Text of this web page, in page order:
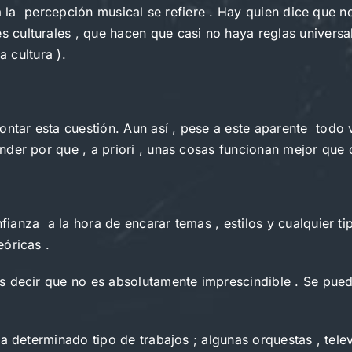
percepción musical se refiere . Hay quien dice que
culturales , que hacen que casi no haya reglas
cultura ).
esta cuestión. Aun así , pese a este aparente  todo
por que , a priori , unas cosas funcionan mejor que
a la hora de encarar temas , estilos y cualquier
.
decir que no es absolutamente imprescindible . Se
determinado tipo de trabajos ; algunas orquestas ,